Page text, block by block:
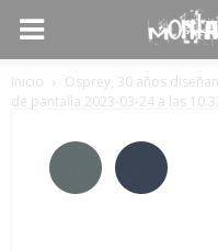
Inicio Osprey, 30 años
de pantalla 2023-03-24 a las
Captura de
10.32.57